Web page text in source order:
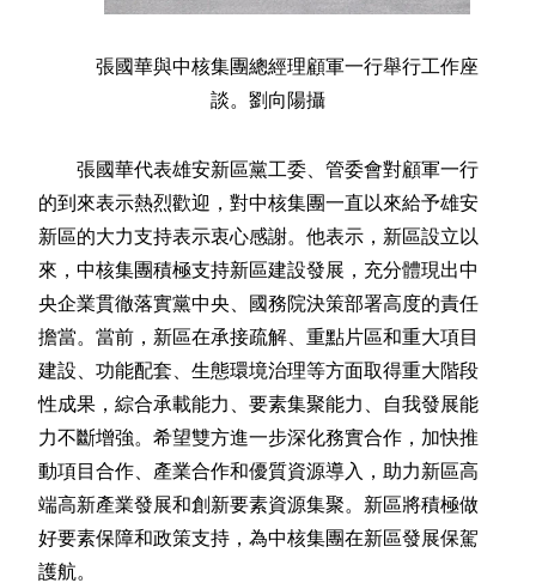
張國華與中核集團總經理顧軍一行舉行工作座
談。劉向陽攝
張國華代表雄安新區黨工委、管委會對顧軍一行
的到來表示熱烈歡迎，對中核集團一直以來給予雄安
新區的大力支持表示衷心感謝。他表示，新區設立以
來，中核集團積極支持新區建設發展，充分體現出中
央企業貫徹落實黨中央、國務院決策部署高度的責任
擔當。當前，新區在承接疏解、重點片區和重大項目
建設、功能配套、生態環境治理等方面取得重大階段
性成果，綜合承載能力、要素集聚能力、自我發展能
力不斷增強。希望雙方進一步深化務實合作，加快推
動項目合作、產業合作和優質資源導入，助力新區高
端高新產業發展和創新要素資源集聚。新區將積極做
好要素保障和政策支持，為中核集團在新區發展保駕
護航。